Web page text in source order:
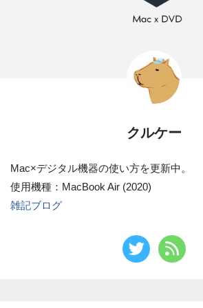
クルケー
Mac×デジタル機器の使い方を更新中。
使用機種：MacBook Air (2020)
雑記ブログ